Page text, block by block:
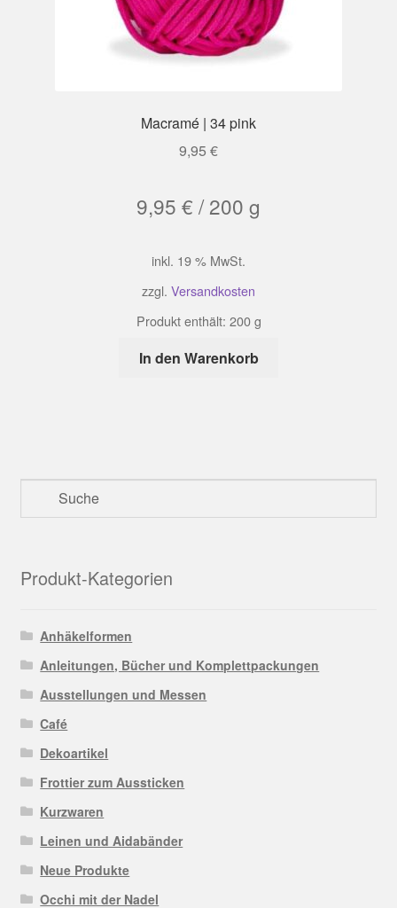
Macramé | 34 pink
9,95 €
9,95 € /200 g
inkl. 19 % MwSt.
zzgl. Versandkosten
Produkt enthält: 200g
In den Warenkorb
Produkt-Kategorien
Anhäkelformen
Anleitungen, Bücher und Komplettpackungen
Ausstellungen und Messen
Café
Dekoartikel
Frottier zum Aussticken
Kurzwaren
Leinen und Aidabänder
Neue Produkte
Occhi mit der Nadel